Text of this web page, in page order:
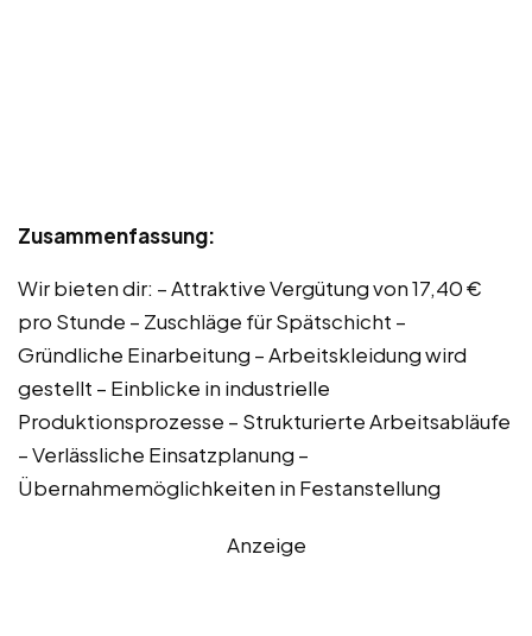
Zusammenfassung:
Wir bieten dir: – Attraktive Vergütung von 17,40 €
pro Stunde – Zuschläge für Spätschicht –
Gründliche Einarbeitung – Arbeitskleidung wird
gestellt – Einblicke in industrielle
Produktionsprozesse – Strukturierte Arbeitsabläufe
– Verlässliche Einsatzplanung –
Übernahmemöglichkeiten in Festanstellung
Anzeige